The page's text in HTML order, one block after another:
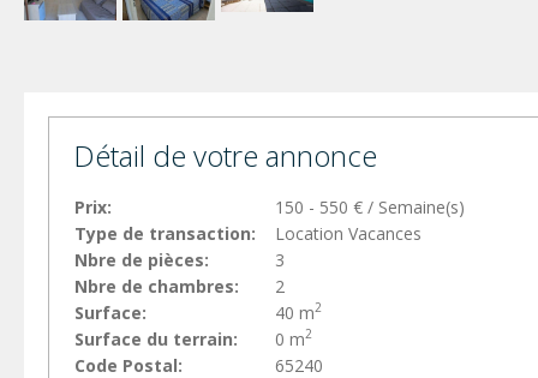
Détail de votre annonce
Prix:
150 - 550 € / Semaine(s)
Type de transaction:
Location Vacances
Nbre de pièces:
3
Nbre de chambres:
2
Surface:
40 m2
Surface du terrain: 0 m2
Code Postal:
65240